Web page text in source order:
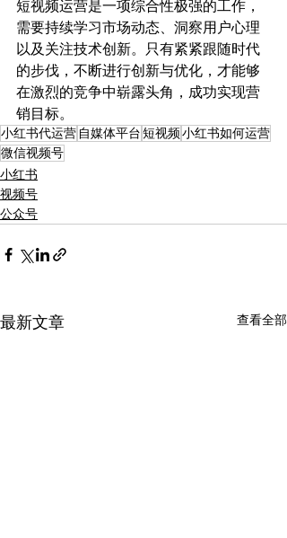
短视频运营是一项综合性极强的工作，
需要持续学习市场动态、洞察用户心理
以及关注技术创新。只有紧紧跟随时代
的步伐，不断进行创新与优化，才能够
在激烈的竞争中崭露头角，成功实现营
销目标。
小红书代运营 自媒体平台短视频小红书如何运营
微信视频号
小红书
视频号
公众号
最新文章 查看全部